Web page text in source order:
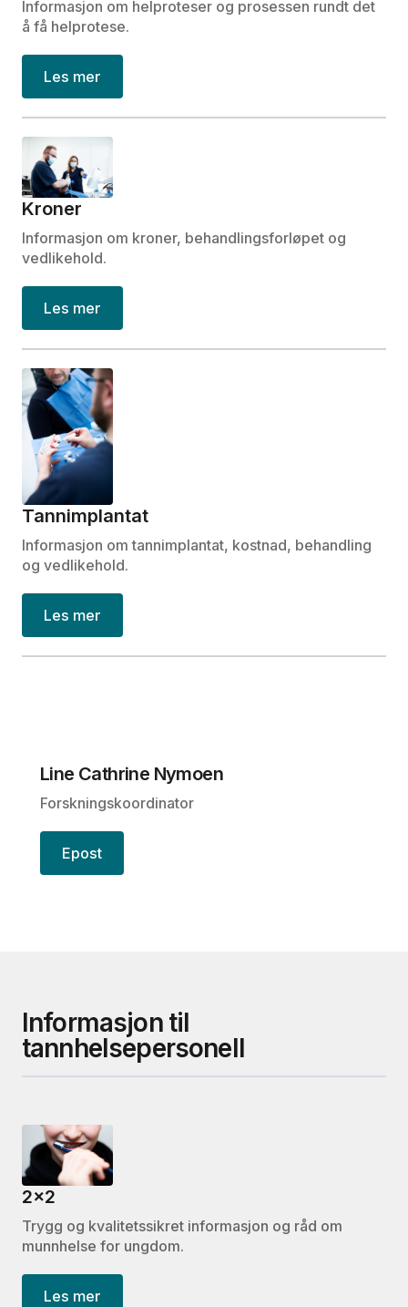
Informasjon om helproteser og prosessen rundt det
å få helprotese.
Les mer
Kroner
Informasjon om kroner, behandlingsforløpet og
vedlikehold.
Les mer
Tannimplantat
Informasjon om tannimplantat, kostnad, behandling
og vedlikehold.
Les mer
Line Cathrine Nymoen
Forskningskoordinator
Epost
Informasjon til
tannhelsepersonell
2x2
Trygg og kvalitetssikret informasjon og råd om
munnhelse for ungdom.
Les mer